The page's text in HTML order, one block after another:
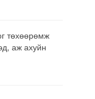
төхөөрөмж
аж ахуйн